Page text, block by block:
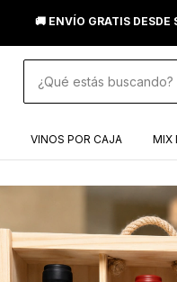
🚚 ENVÍO GRATIS
VINOS POR CAJA MIX